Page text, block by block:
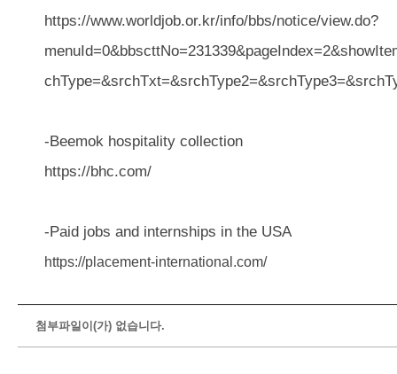
https://www.worldjob.or.kr/info/bbs/notice/view.do?
-Beemok hospitality collection
https://bhc.com/
-Paid jobs and internships in the USA
https://placement-international.com/
첨부파일이(가) 없습니다.